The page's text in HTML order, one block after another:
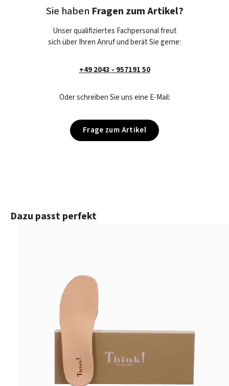
Sie haben Fragen zum Artikel?
Unser qualifiziertes Fachpersonal freut
sich über Ihren Anruf und berät Sie gerne:
+49 2043 - 957191 50
Oder schreiben Sie uns eine E-Mail:
Frage zum Artikel
Produktgalerie überspringen
Dazu passt perfekt